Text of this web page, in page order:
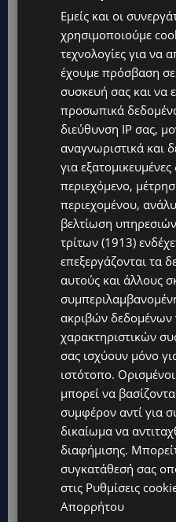
STORIES
ΓΕΝΕΘΛΙΟΣ ΗΜΕΡΑ: Η
Οι άνθρωποι και οι
ιστορία
STORIES
ΕΛΕΝΑ ΑΝΤΩΝΙΑΔΟΥ:
μητέρα τριών
στην Αγγλία
UPDATES
ΚΑΤΑΓΓΕΛΙΑ: Για
γυναίκες στο Δασούδι
έρευνες
Topics
Εμείς και οι
χρησιμοποιούμε
τεχνολογίες για να
έχουμε πρόσβαση
συσκευή σας και να
προσωπικά
διεύθυνση IP σας,
αναγνωριστικά και
για
περιεχόμενο,
περιεχομένου,
βελτίωση
τρίτων (1913)
επεξεργάζονται τα
αυτούς και άλλους
ακριβών δεδομένων
χαρακτηριστικών
σας ισχύουν μόνο
ιστότοπο.
μπορεί να
συμφέρον αντί για
δικαίωμα να
διαφήμισης.
συγκατάθεσή σας
στις Ρυθμίσεις
Απορρήτου